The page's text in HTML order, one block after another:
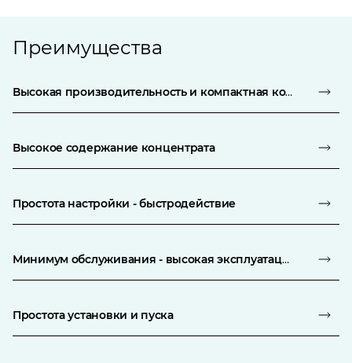
Преимущества
Высокая производительность и компактная конструкци
Высокое содержание концентрата
Простота настройки - быстродействие
Минимум обслуживания - высокая эксплуатационная готовность
Простота установки и пуска